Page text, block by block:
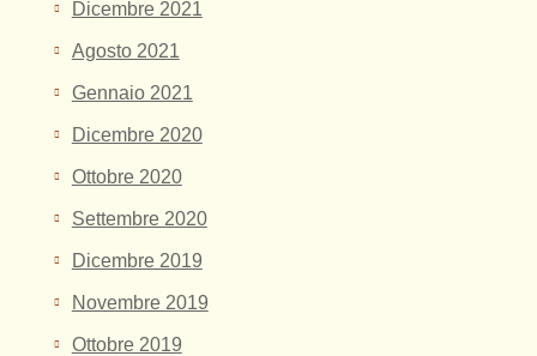
Dicembre 2021
Agosto 2021
Gennaio 2021
Dicembre 2020
Ottobre 2020
Settembre 2020
Dicembre 2019
Novembre 2019
Ottobre 2019